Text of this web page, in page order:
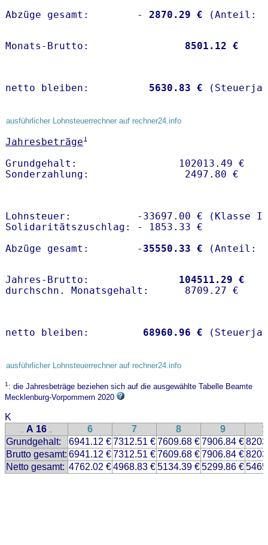
Abzüge gesamt:        -
2870.29 €
Monats-Brutto: 8501.12 €
netto bleiben: 5630.83 €
ausführlicher Lohnsteuerrechner auf rechner24.info
Jahresbeträge1
Grundgehalt:                 102013.49 €
Lohnsteuer:           -33697.00 € (Klasse I)
Solidaritätszuschlag: - 1853.33 €
Abzüge gesamt:        - 35550.33 €
Jahres-Brutto: 104511.29 €
netto bleiben: 68960.96 €
ausführlicher Lohnsteuerrechner auf rechner24.info
1: die Jahresbeträge beziehen sich auf die ausgewählte Tabelle Beamte
Mecklenburg-Vorpommern 2020
K
.. A 16 .. 6 7 8 9
Grundgehalt:
6941.12 €7312.51 €7609.68 €7906.84 €
Brutto gesamt: 6941.12 €7312.51 €7609.68 €7906.84 €
Netto gesamt: 4762.02 €4968.83 €5134.39 €5299.86 €